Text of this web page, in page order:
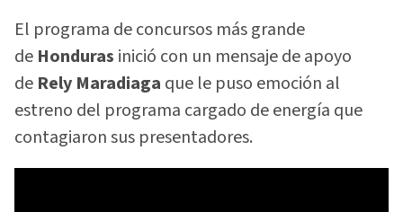
El programa de concursos más grande
de Honduras inició con un mensaje de apoyo
de Rely Maradiaga que le puso emoción al
estreno del programa cargado de energía que
contagiaron sus presentadores.